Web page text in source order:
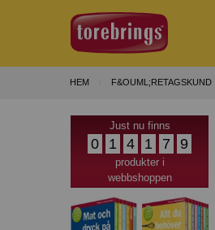
HEM F&OUML;RETAGSKUND
Just nu finns
0 1 4 1 7 9
produkter i
webbshoppen